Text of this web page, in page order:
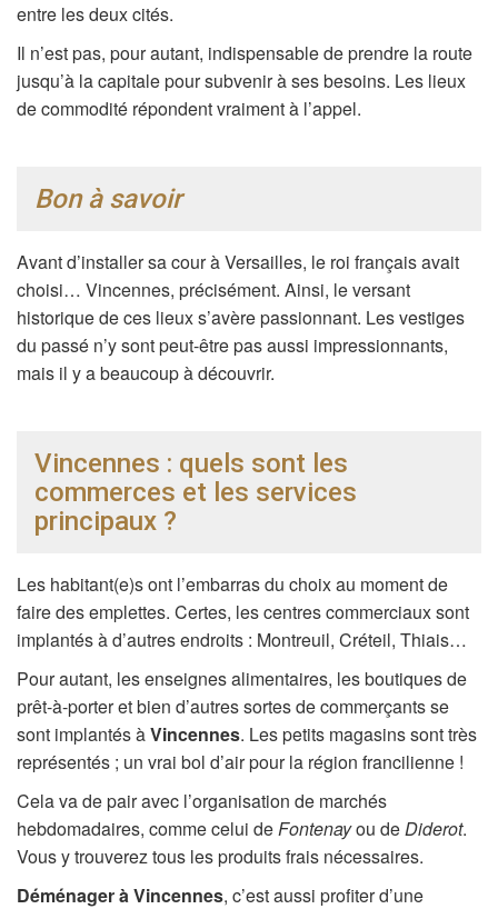
entre les deux cités.
Il n’est pas, pour autant, indispensable de prendre la route
jusqu’à la capitale pour subvenir à ses besoins. Les lieux
de commodité répondent vraiment à l’appel.
Bon à savoir
Avant d’installer sa cour à Versailles, le roi français avait
choisi… Vincennes, précisément. Ainsi, le versant
historique de ces lieux s’avère passionnant. Les vestiges
du passé n’y sont peut-être pas aussi impressionnants,
mais il y a beaucoup à découvrir.
Vincennes : quels sont les
commerces et les services
principaux ?
Les habitant(e)s ont l’embarras du choix au moment de
faire des emplettes. Certes, les centres commerciaux sont
implantés à d’autres endroits : Montreuil, Créteil, Thiais…
Pour autant, les enseignes alimentaires, les boutiques de
prêt-à-porter et bien d’autres sortes de commerçants se
sont implantés àVincennes. Les petits magasins sont très
représentés ; un vrai bol d’air pour la région francilienne !
Cela va de pair avec l’organisation de marchés
hebdomadaires, comme celui deFontenayou deDiderot.
Vous y trouverez tous les produits frais nécessaires.
Déménager à Vincennes, c’est aussi profiter d’une